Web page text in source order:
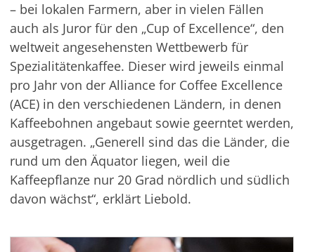
– bei lokalen Farmern, aber in vielen Fällen
auch als Juror für den „Cup of Excellence“, den
weltweit angesehensten Wettbewerb für
Spezialitätenkaffee. Dieser wird jeweils einmal
pro Jahr von der Alliance for Coffee Excellence
(ACE) in den verschiedenen Ländern, in denen
Kaffeebohnen angebaut sowie geerntet werden,
ausgetragen. „Generell sind das die Länder, die
rund um den Äquator liegen, weil die
Kaffeepflanze nur 20 Grad nördlich und südlich
davon wächst“, erklärt Liebold.